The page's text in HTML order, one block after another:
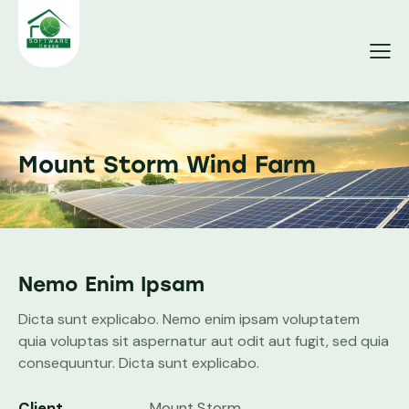
Mount Storm Wind Farm
Nemo Enim Ipsam
Dicta sunt explicabo. Nemo enim ipsam voluptatem
quia voluptas sit aspernatur aut odit aut fugit, sed quia
consequuntur. Dicta sunt explicabo.